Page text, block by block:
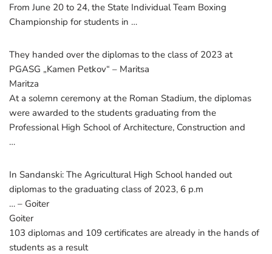
From June 20 to 24, the State Individual Team Boxing
Championship for students in …
They handed over the diplomas to the class of 2023 at
PGASG „Kamen Petkov“ – Maritsa
Maritza
At a solemn ceremony at the Roman Stadium, the diplomas
were awarded to the students graduating from the
Professional High School of Architecture, Construction and
…
In Sandanski: The Agricultural High School handed out
diplomas to the graduating class of 2023, 6 p.m
… – Goiter
Goiter
103 diplomas and 109 certificates are already in the hands of
students as a result